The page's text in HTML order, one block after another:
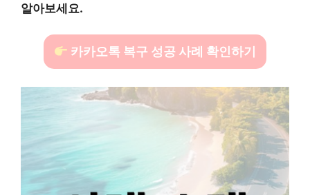
알아보세요.
카카오톡 복구 성공 사례 확인하기